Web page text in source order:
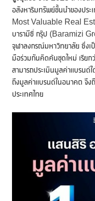
อสังหาริมทรัพย์ชั้นนำของประเ
Most Valuable Real
บารามีซี่ กรุ๊ป (Baramizi
จุฬาลงกรณ์มหาวิทยาลัย ซึ่งเ
มือร่วมกันคิดค้นชุดใหม่ เรี
สามารถประเมินมูลค่าแบรนด์
ถึงมูลค่าแบรนด์ในอนาคต จึง
ประเทศไทย